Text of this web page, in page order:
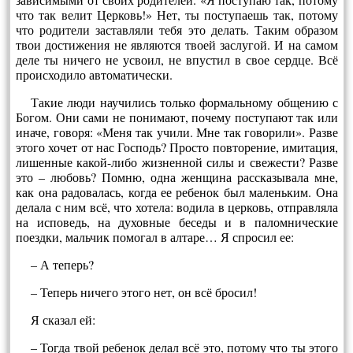
что так велит Церковь!» Нет, ты поступаешь так, потому
что родители заставляли тебя это делать. Таким образом
твои достижения не являются твоей заслугой. И на самом
деле ты ничего не усвоил, не впустил в свое сердце. Всё
происходило автоматически.
Такие люди научились только формальному общению с
Богом. Они сами не понимают, почему поступают так или
иначе, говоря: «Меня так учили. Мне так говорили». Разве
этого хочет от нас Господь? Просто повторение, имитация,
лишенные какой-либо жизненной силы и свежести? Разве
это – любовь? Помню, одна женщина рассказывала мне,
как она радовалась, когда ее ребенок был маленьким. Она
делала с ним всё, что хотела: водила в церковь, отправляла
на исповедь, на духовные беседы и в паломнические
поездки, мальчик помогал в алтаре… Я спросил ее:
– А теперь?
– Теперь ничего этого нет, он всё бросил!
Я сказал ей:
– Тогда твой ребенок делал всё это, потому что ты этого